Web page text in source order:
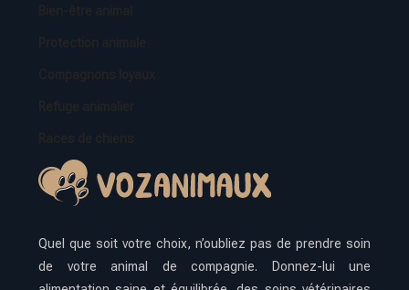
Quel que soit votre choix, n’oubliez pas de prendre soin
de votre animal de compagnie. Donnez-lui une